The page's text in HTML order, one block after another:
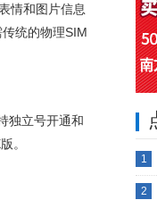
情和图片信息
统的物理SIM
独立号开通和
。
1
2